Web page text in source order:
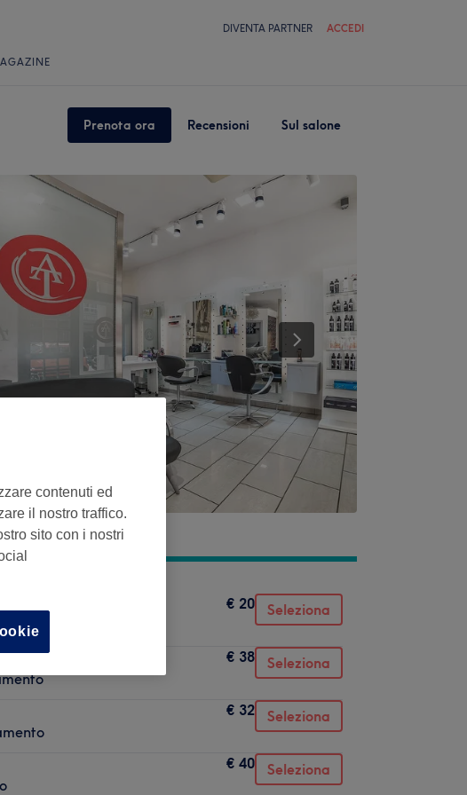
DIVENTA PARTNER ACCEDI
Prenota ora Recensioni Sul salone
€ 20 Seleziona
€ 38 Seleziona
€ 32 Seleziona
€ 40 Seleziona
contenuti ed
il nostro traffico.
sito con i nostri